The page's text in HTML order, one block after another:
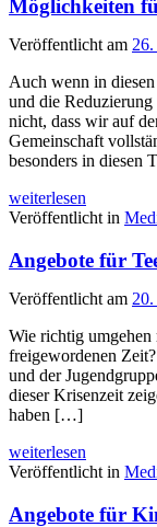
Möglichkeiten
Veröffentlicht am
Auch wenn in
und die
nicht, dass wir auf
Gemeinschaft
besonders in diesen
weiterlesen
Veröffentlicht in
Angebote für
Veröffentlicht am
Wie richtig
freigewordenen
und der
dieser Krisenzeit
haben […]
weiterlesen
Veröffentlicht in
Angebote für